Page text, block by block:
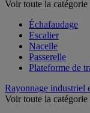
Voir toute la catégorie
Échafaudage
Escalier
Nacelle
Passerelle
Plateforme de
Rayonnage industriel
Voir toute la catégorie